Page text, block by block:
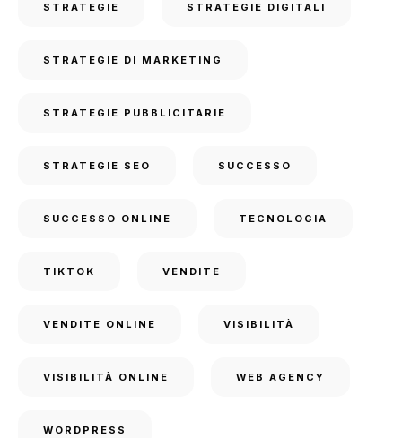
STRATEGIE STRATEGIE DIGITALI
STRATEGIE DI MARKETING
STRATEGIE PUBBLICITARIE
STRATEGIE SEO SUCCESSO
SUCCESSO ONLINE TECNOLOGIA
TIKTOK VENDITE
VENDITE ONLINE VISIBILITÀ
VISIBILITÀ ONLINE WEB AGENCY
WORDPRESS